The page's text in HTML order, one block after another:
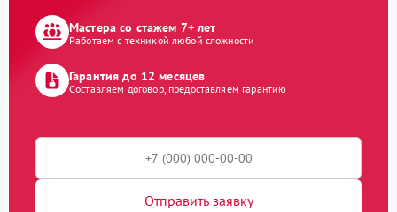
Мастера со стажем 7+ лет
Работаем с техникой любой сложности
Гарантия до 12 месяцев
Составляем договор, предоставляем гарантию
Отправить заявку